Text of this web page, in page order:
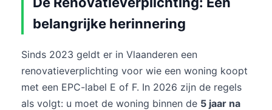
belangrijke herinnering
Sinds 2023 geldt er in Vlaanderen een
renovatieverplichting voor wie een woning koopt
met een EPC-label E of F. In 2026 zijn de regels
als volgt: u moet de woning binnen de 5 jaar na